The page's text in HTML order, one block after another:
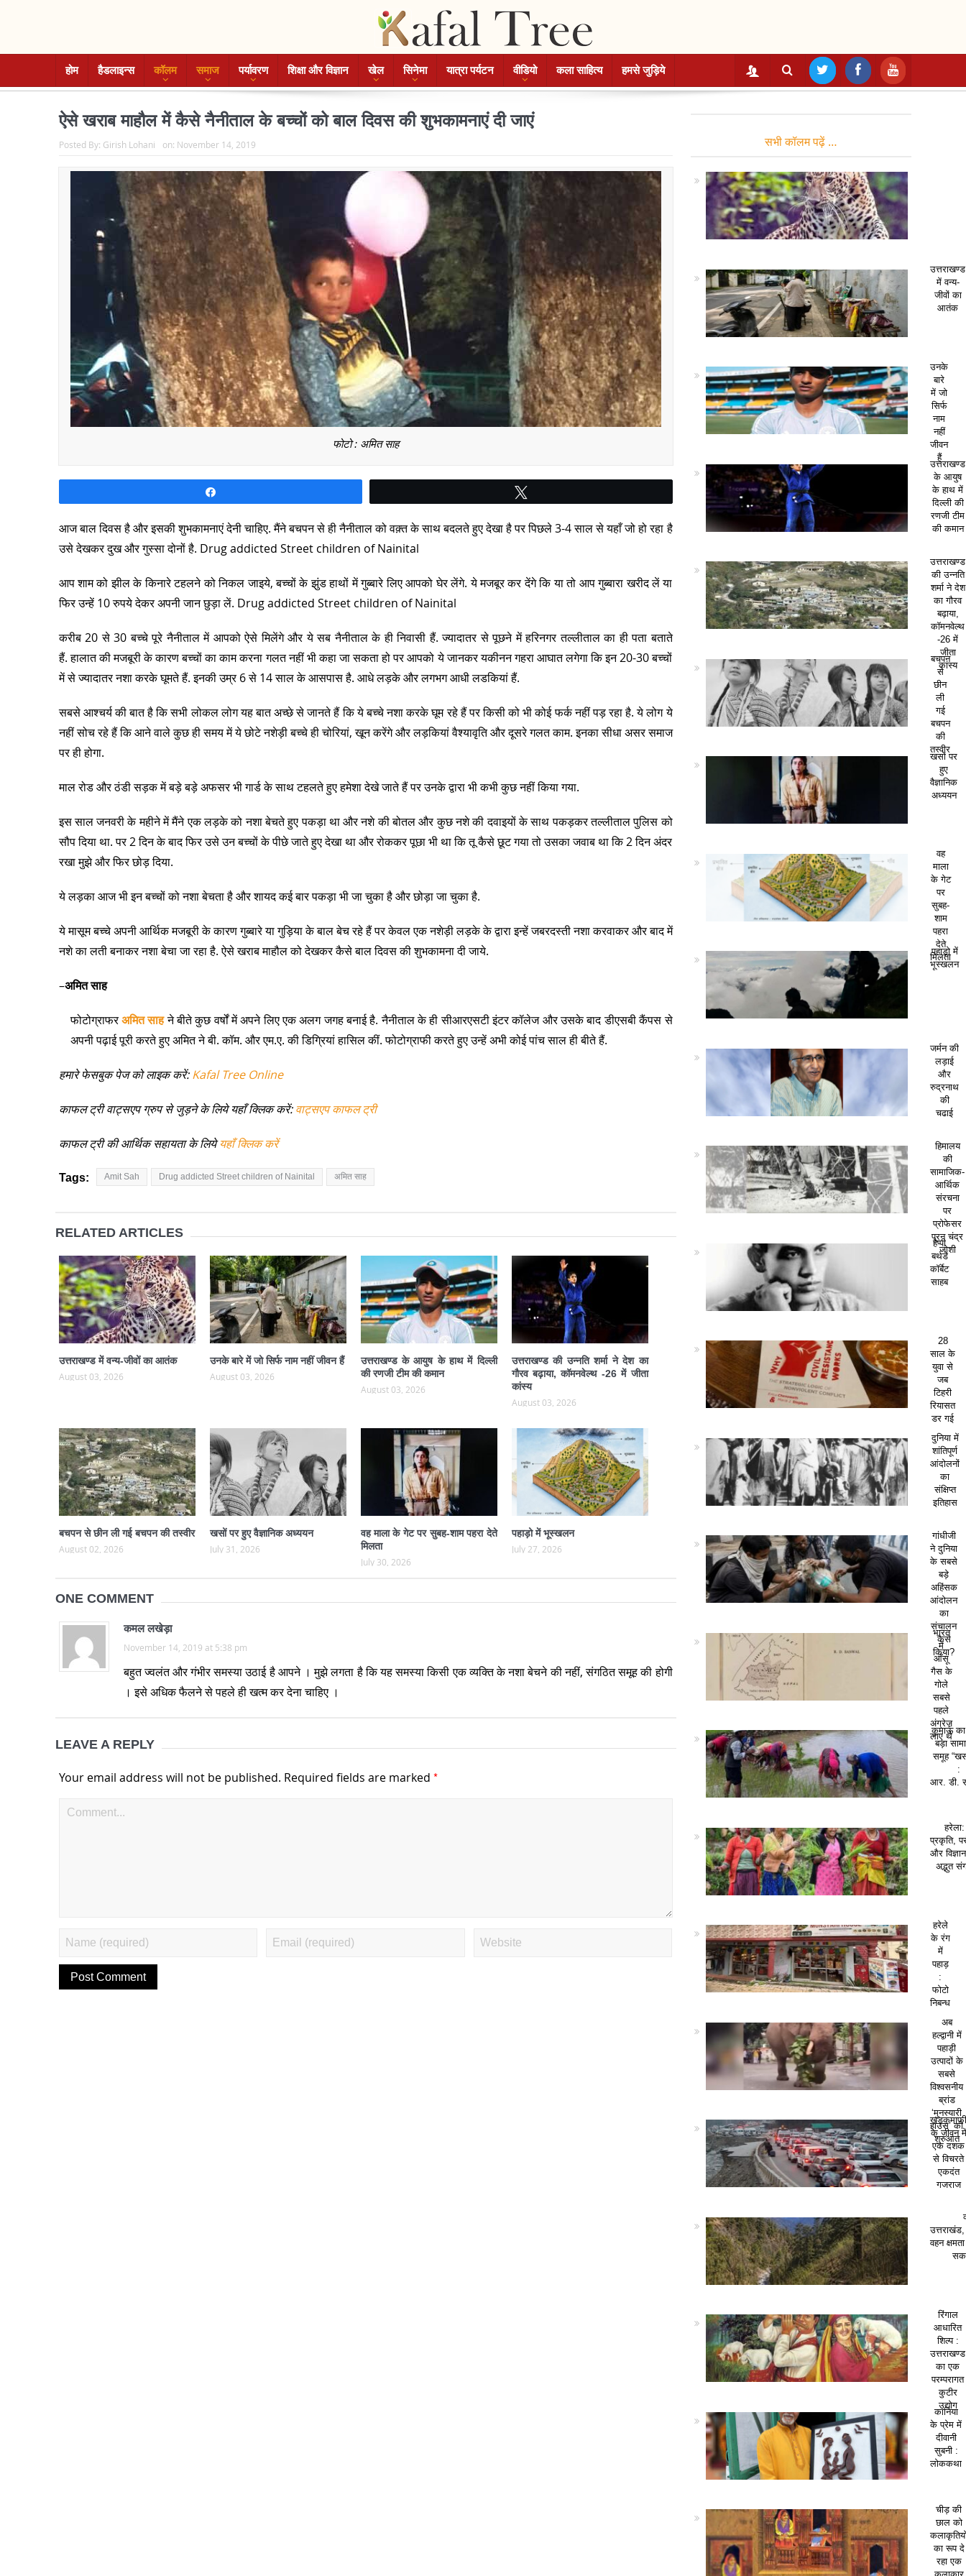
होम हैडलाइन्स कॉलम समाज पर्यावरण शिक्षा और विज्ञान खेल सिनेमा यात्रा पर्यटन वीडियो कला साहित्य हमसे जुड़िये
ऐसे खराब माहौल में कैसे नैनीताल के बच्चों को बाल दिवस की शुभकामनाएं दी जाएं
Posted By: Girish Lohani on: November 14, 2019
फोटो : अमित साह
आज बाल दिवस है और इसकी शुभकामनाएं देनी चाहिए. मैंने बचपन से ही नैनीताल को वक़्त के साथ बदलते हुए देखा है पर पिछले 3-4 साल से यहाँ जो हो रहा है
उसे देखकर दुख और गुस्सा दोनों है. Drug addicted Street children of Nainital
आप शाम को झील के किनारे टहलने को निकल जाइये, बच्चों के झुंड हाथों में गुब्बारे लिए आपको घेर लेंगे. ये मजबूर कर देंगे कि या तो आप गुब्बारा खरीद लें या
फिर उन्हें 10 रुपये देकर अपनी जान छुड़ा लें. Drug addicted Street children of Nainital
करीब 20 से 30 बच्चे पूरे नैनीताल में आपको ऐसे मिलेंगे और ये सब नैनीताल के ही निवासी हैं. ज्यादातर से पूछने में हरिनगर तल्लीताल का ही पता बताते
हैं. हालात की मजबूरी के कारण बच्चों का काम करना गलत नहीं भी कहा जा सकता हो पर आपको ये जानकर यकीनन गहरा आघात लगेगा कि इन 20-30 बच्चों
में से ज्यादातर नशा करके घूमते हैं. इनकी उम्र 6 से 14 साल के आसपास है. आधे लड़के और लगभग आधी लडकियां हैं.
सबसे आश्चर्य की बात है कि सभी लोकल लोग यह बात अच्छे से जानते हैं कि ये बच्चे नशा करके घूम रहे हैं पर किसी को भी कोई फर्क नहीं पड़ रहा है. ये लोग ये
नहीं सोच रहे हैं कि आने वाले कुछ ही समय में ये छोटे नशेड़ी बच्चे ही चोरियां, खून करेंगे और लड़कियां वैश्यावृति और दूसरे गलत काम. इनका सीधा असर समाज
पर ही होगा.
माल रोड और ठंडी सड़क में बड़े बड़े अफसर भी गार्ड के साथ टहलते हुए हमेशा देखे जाते हैं पर उनके द्वारा भी कभी कुछ नहीं किया गया.
इस साल जनवरी के महीने में मैंने एक लड़के को नशा बेचते हुए पकड़ा था और नशे की बोतल और कुछ नशे की दवाइयों के साथ पकड़कर तल्लीताल पुलिस को
सौप दिया था. पर 2 दिन के बाद फिर उसे उन बच्चों के पीछे जाते हुए देखा था और रोककर पूछा भी था कि तू कैसे छूट गया तो उसका जवाब था कि 2 दिन अंदर
रखा मुझे और फिर छोड़ दिया.
ये लड़का आज भी इन बच्चों को नशा बेचता है और शायद कई बार पकड़ा भी जा चुका है और छोड़ा जा चुका है.
ये मासूम बच्चे अपनी आर्थिक मजबूरी के कारण गुब्बारे या गुड़िया के बाल बेच रहे हैं पर केवल एक नशेड़ी लड़के के द्वारा इन्हें जबरदस्ती नशा करवाकर और बाद में
नशे का लती बनाकर नशा बेचा जा रहा है. ऐसे खराब माहौल को देखकर कैसे बाल दिवस की शुभकामना दी जाये.
–अमित साह
फोटोग्राफरअमित साहने बीते कुछ वर्षों में अपने लिए एक अलग जगह बनाई है. नैनीताल के ही सीआरएसटी इंटर कॉलेज और उसके बाद डीएसबी कैंपस से
अपनी पढ़ाई पूरी करते हुए अमित ने बी. कॉम. और एम.ए. की डिग्रियां हासिल कीं. फोटोग्राफी करते हुए उन्हें अभी कोई पांच साल ही बीते हैं.
हमारे फेसबुक पेज को लाइक करें:Kafal Tree Online
काफल ट्री वाट्सएप ग्रुप से जुड़ने के लिये यहाँ क्लिक करें:वाट्सएप काफल ट्री
काफल ट्री की आर्थिक सहायता के लियेयहाँ क्लिक करें
Tags: Amit Sah Drug addicted Street children of Nainital अमित साह
RELATED ARTICLES
उत्तराखण्ड में वन्य-जीवों का आतंक
August 03, 2026
उनके बारे में जो सिर्फ नाम नहीं जीवन हैं
August 03, 2026
उत्तराखण्ड के आयुष के हाथ में दिल्ली
की रणजी टीम की कमान
August 03, 2026
उत्तराखण्ड की उन्नति शर्मा ने देश का
गौरव बढ़ाया, कॉमनवेल्थ -26 में जीता
कांस्य
August 03, 2026
बचपन से छीन ली गई बचपन की तस्वीर
August 02, 2026
खसों पर हुए वैज्ञानिक अध्ययन
July 31, 2026
वह माला के गेट पर सुबह-शाम पहरा देते
मिलता
July 30, 2026
पहाड़ो में भूस्खलन
July 27, 2026
ONE COMMENT
कमल लखेड़ा
November 14, 2019 at 5:38 pm
बहुत ज्वलंत और गंभीर समस्या उठाई है आपने । मुझे लगता है कि यह समस्या किसी एक व्यक्ति के नशा बेचने की नहीं, संगठित समूह की होगी
। इसे अधिक फैलने से पहले ही खत्म कर देना चाहिए ।
LEAVE A REPLY
Your email address will not be published. Required fields are marked *
सभी कॉलम पढ़ें …
उत्तराखण्ड
में वन्य-
जीवों का
आतंक
उनके
बारे
में जो
सिर्फ
नाम
नहीं
जीवन
हैं
उत्तराखण्ड
के आयुष
के हाथ में
दिल्ली की
रणजी टीम
की कमान
उत्तराखण्ड
की उन्नति
शर्मा ने देश
का गौरव
बढ़ाया,
कॉमनवेल्थ
-26 में
जीता
कांस्य
बचपन
से
छीन
ली
गई
बचपन
की
तस्वीर
खसों पर
हुए
वैज्ञानिक
अध्ययन
वह
माला
के गेट
पर
सुबह-
शाम
पहरा
देते
मिलता
पहाड़ो में
भूस्खलन
जर्मन की
लड़ाई
और
रुद्रनाथ
की
चढाई
हिमालय
की
सामाजिक-
आर्थिक
संरचना
पर
प्रोफेसर
पूरन चंद्र
जोशी
हैप्पी
बर्थडे
कॉर्बेट
साहब
28
साल के
युवा से
जब
टिहरी
रियासत
डर गई
दुनिया में
शांतिपूर्ण
आंदोलनों
का
संक्षिप्त
इतिहास
गांधीजी
ने दुनिया
के सबसे
बड़े
अहिंसक
आंदोलन
का
संचालन
कैसे
किया?
भारत
में
आँसू
गैस के
गोले
सबसे
पहले
अंग्रेज़
लाए थे
कुमाऊं
बड़ा
समूह
:
आर. डी.
हरेला:
प्रकृति,
और
अद्भुत
हरेले
के रंग
में
पहाड़
:
फोटो
निबन्ध
अब
हल्द्वानी में
पहाड़ी
उत्पादों के
सबसे
विश्वसनीय
ब्रांड
‘मुनस्यारी
हाउस’ की
शुरुआत
के जीवन में
एक दशक
से विचरते
एकदंत
गजराज
उत्तराखंड,
वहन
रिंगाल
आधारित
शिल्प :
उत्तराखण्ड
का एक
परम्परागत
कुटीर
उद्योग
कानिया
के प्रेम में
दीवानी
सुबनी :
लोककथा
चीड़ की
छाल को
का रूप दे
रहा एक
कलाकार